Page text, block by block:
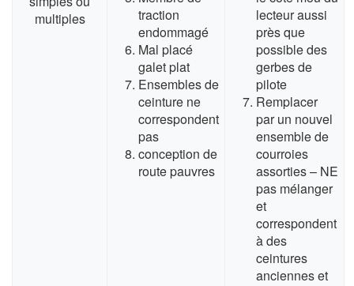
multiples
traction
endommagé
Mal placé
galet plat
Ensembles de
ceinture ne
correspondent
pas
conception de
route pauvres
lecteur aussi
près que
possible des
gerbes de
pilote
Remplacer
par un nouvel
ensemble de
courroies
assorties – NE
pas mélanger
et
correspondent
à des
ceintures
anciennes et